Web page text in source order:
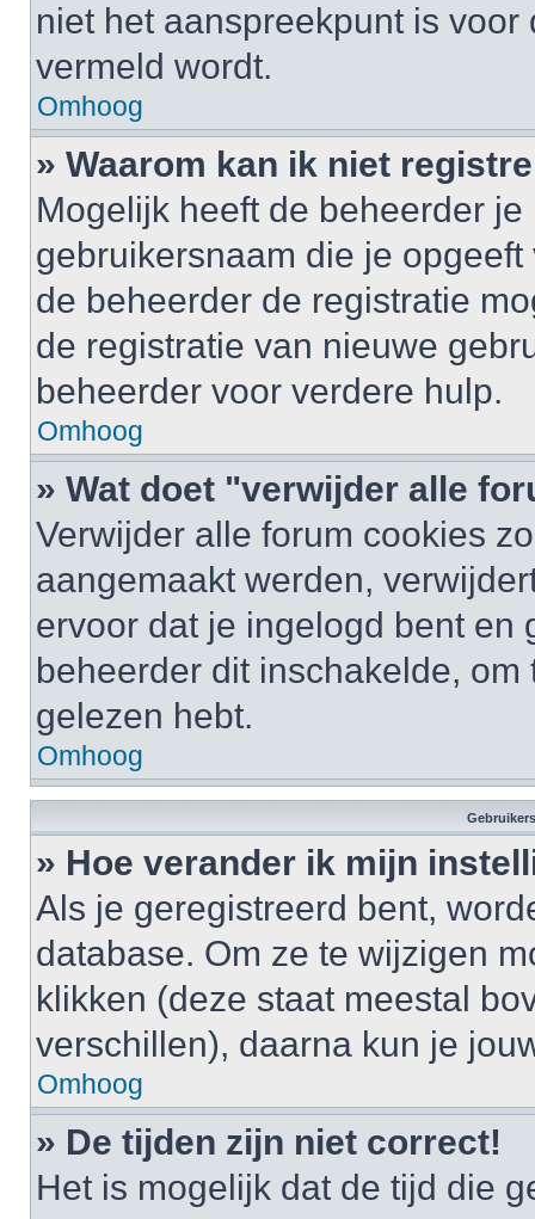
niet het aanspreekpunt is
vermeld wordt.
Omhoog
» Waarom kan ik niet
Mogelijk heeft de beheerder
gebruikersnaam die je
de beheerder de registratie
de registratie van nieuwe
beheerder voor verdere hulp.
Omhoog
» Wat doet "verwijder alle
Verwijder alle forum cookies
aangemaakt werden,
ervoor dat je ingelogd bent en
beheerder dit inschakelde,
gelezen hebt.
Omhoog
» Hoe verander ik mijn
Als je geregistreerd bent,
database. Om ze te wijzigen
klikken (deze staat meestal
verschillen), daarna kun je
Omhoog
» De tijden zijn niet correct!
Het is mogelijk dat de tijd die